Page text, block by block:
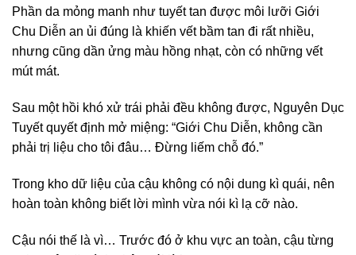
Phần da mỏng manh như tuyết tan được môi lưỡi Giới
Chu Diễn an ủi đúng là khiến vết bầm tan đi rất nhiều,
nhưng cũng dần ửng màu hồng nhạt, còn có những vết
mút mát.
Sau một hồi khó xử trái phải đều không được, Nguyên Dục
Tuyết quyết định mở miệng: “Giới Chu Diễn, không cần
phải trị liệu cho tôi đâu… Đừng liếm chỗ đó.”
Trong kho dữ liệu của cậu không có nội dung kì quái, nên
hoàn toàn không biết lời mình vừa nói kì lạ cỡ nào.
Cậu nói thế là vì… Trước đó ở khu vực an toàn, cậu từng